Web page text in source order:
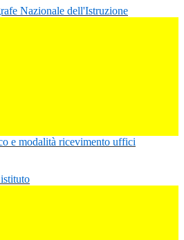
Nazionale dell'Istruzione
e modalità ricevimento uffici